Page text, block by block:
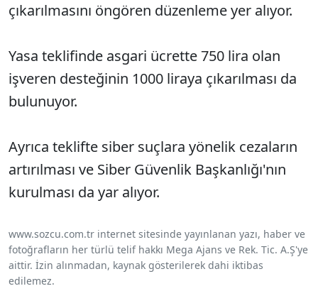
çıkarılmasını öngören düzenleme yer alıyor.
Yasa teklifinde asgari ücrette 750 lira olan
işveren desteğinin 1000 liraya çıkarılması da
bulunuyor.
Ayrıca teklifte siber suçlara yönelik cezaların
artırılması ve Siber Güvenlik Başkanlığı'nın
kurulması da yar alıyor.
www.sozcu.com.tr internet sitesinde yayınlanan yazı, haber ve
fotoğrafların her türlü telif hakkı Mega Ajans ve Rek. Tic. A.Ş'ye
aittir. İzin alınmadan, kaynak gösterilerek dahi iktibas
edilemez.